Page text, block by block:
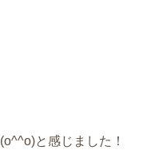
と感じました！